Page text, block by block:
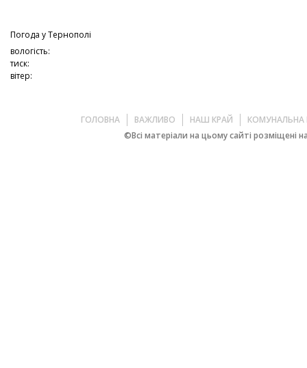
Погода уТернополі
вологість:
тиск:
вітер:
ГОЛОВНА ВАЖЛИВО НАШ КРАЙ
КОМУНАЛЬНА
©Всі матеріали на цьому сайті розміщені